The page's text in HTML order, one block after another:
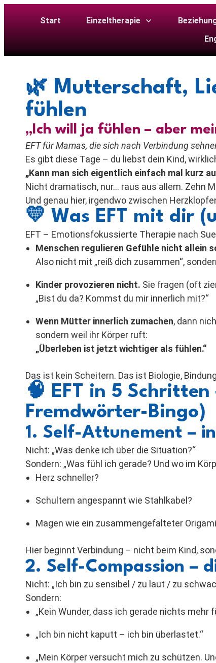
Start Einzeltherapie
🌿 Mutterschaft,
fühlen
„Ich will ja fühlen – aber
EFT für Mamas, die sich nach Verbindung
Es gibt diese Tage – du liebst dein Kind,
„Kann man sich eigentlich einfach mal kurz
Nicht dramatisch, nur… raus aus allem. Zehn
Und genau hier, irgendwo zwischen
💛 Was EFT mit dir
EFT – Emotionsfokussierte Therapie nach
Menschen regulieren Gefühle nicht allein
Also nicht mit „reiß dich zusammen“,
Kinder provozieren nicht. Sie fragen (oft
„Bist du da? Kommst du mir innerlich mit?“
Wenn Mütter innerlich zumachen, dann
sondern weil ihr Körper ruft:
„Überleben ist jetzt wichtiger als fühlen.“
Das ist kein Scheitern. Das ist Biologie,
🧠 EFT in 5
Fremdwörter-Bingo)
1. Self-Attunement –
Nicht: „Was denke ich über die Situation?“
Sondern: „Was fühl ich gerade? Und wo im
Herz schneller?
Schultern angespannt wie Stahlkabel?
Magen wie ein zusammengefalteter
Hier beginnt Verbindung – nicht beim Kind,
2. Self-Compassion –
Nicht: „Ich bin zu sensibel / zu laut / zu
Sondern:
„Kein Wunder, dass ich gerade nichts mehr
„Ich bin nicht kaputt – ich bin überlastet.“
„Mein Körper versucht mich zu schützen.